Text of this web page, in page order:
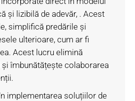
și lizibilă de adevăr, . Acest
simplifică predările și
ulterioare, cum ar fi
Acest lucru elimină
îmbunătățește colaborarea
implementarea soluțiilor de